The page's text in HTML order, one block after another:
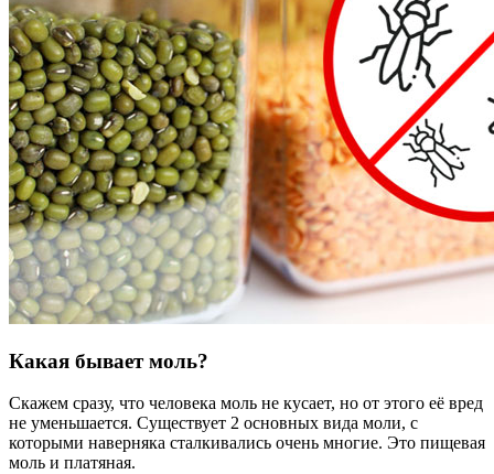
Какая бывает моль?
Скажем сразу, что человека моль не кусает, но от этого её вред
не уменьшается. Существует 2 основных вида моли, с
которыми наверняка сталкивались очень многие. Это пищевая
моль и платяная.